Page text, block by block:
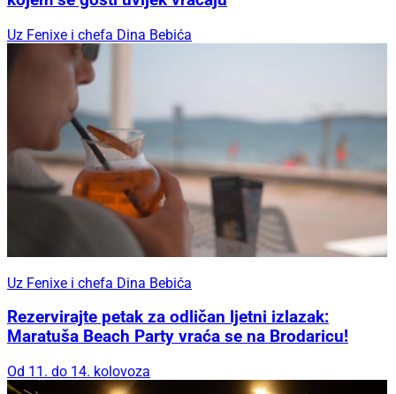
Uz Fenixe i chefa Dina Bebića
Uz Fenixe i chefa Dina Bebića
Rezervirajte petak za odličan ljetni izlazak:
Maratuša Beach Party vraća se na Brodaricu!
Od 11. do 14. kolovoza